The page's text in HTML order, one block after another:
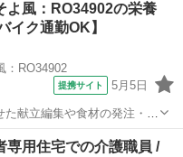
よ風：RO34902の栄養
イク通勤OK】
：RO34902
提携サイト 5月5日
献立編集や食材の発注・在
当。調理補助や配膳・下
食や行事メニューの企画に
専用住宅での介護職員 /